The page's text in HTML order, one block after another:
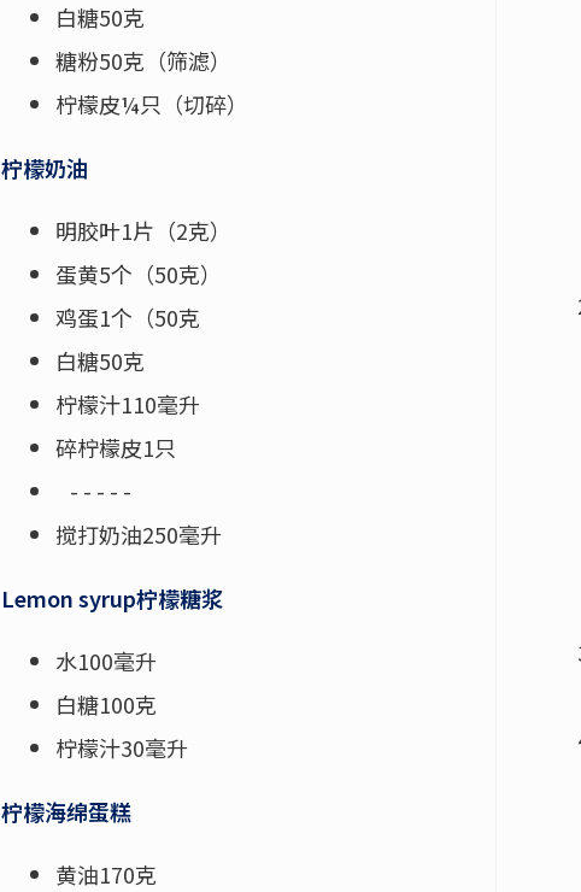
白糖50克
糖粉50克（筛滤）
柠檬皮¼只（切碎）
柠檬奶油
明胶叶1片（2克）
蛋黄5个（50克）
鸡蛋1个（50克
白糖50克
柠檬汁110毫升
碎柠檬皮1只
- - - - -
搅打奶油250毫升
Lemon syrup柠檬糖浆
水100毫升
白糖100克
柠檬汁30毫升
柠檬海绵蛋糕
黄油170克